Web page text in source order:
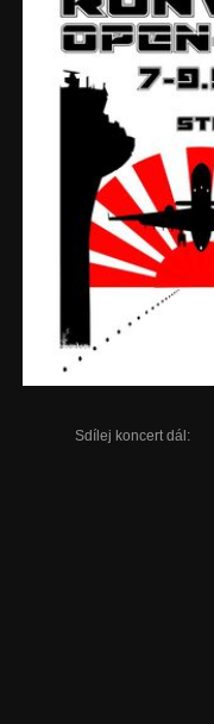
Sdílej koncert dál: